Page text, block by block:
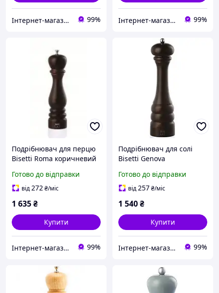
Інтернет-магазин "TUDOM" 99% Інтернет-магазин "TUDOM" 99%
Подрібнювач для перцю
Bisetti Roma коричневий
доставкою по Україні
Готово до відправки
від272₴/міс
1 635₴
Купити
Інтернет-магазин "TUDOM" 99%
Подрібнювач для солі
Bisetti Genova
(5151MST) з швидкою
доставкою по Україні
Готово до відправки
від257₴/міс
1 540₴
Купити
Інтернет-магазин "TUDOM" 99%